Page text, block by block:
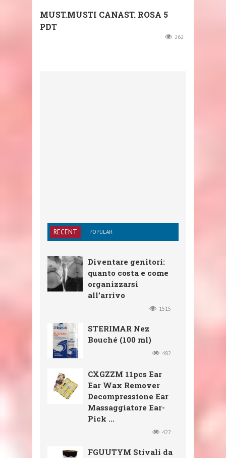
MUST.MUSTI CANAST. ROSA 5
PDT
262
RECENT POPULAR
Diventare genitori:
quanto costa e come
organizzarsi
all’arrivo
1515
STERIMAR Nez
Bouché (100 ml)
482
CXGZZM 11pcs Ear
Ear Wax Remover
Decompressione Ear
Massaggiatore Ear-
Pick ...
422
FGUUTYM Stivali da